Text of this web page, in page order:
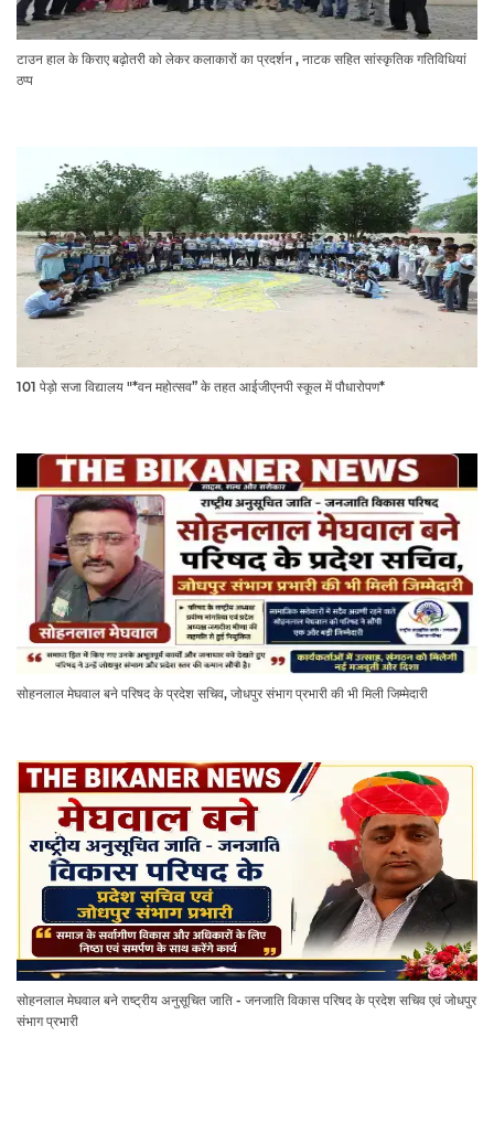
टाउन हाल के किराए बढ़ोतरी को लेकर कलाकारों का प्रदर्शन , नाटक सहित सांस्कृतिक गतिविधियां
ठप्प
101 पेड़ो सजा विद्यालय "*वन महोत्सव” के तहत आईजीएनपी स्कूल में पौधारोपण*
सोहनलाल मेघवाल बने परिषद के प्रदेश सचिव, जोधपुर संभाग प्रभारी की भी मिली जिम्मेदारी
सोहनलाल मेघवाल बने राष्ट्रीय अनुसूचित जाति - जनजाति विकास परिषद के प्रदेश सचिव एवं जोधपुर
संभाग प्रभारी